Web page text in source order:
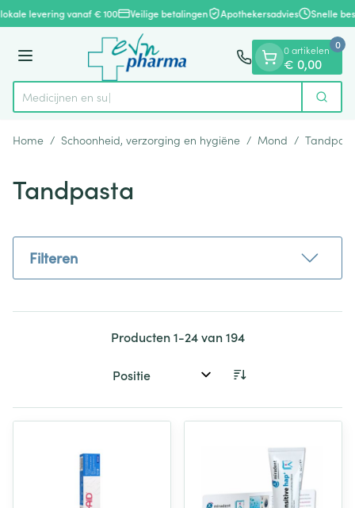
Ga naar de inhoud
1 van 1
levering vanaf € 100 Veilige betalingen Apothekersadvies Snelle
Menu
Product, merk, categorie... Zoek
0 artikelen
€ 0,00
0
Home / Schoonheid, verzorging en hygiëne / Mond /
Tandpasta
Filteren
Producten1-24van194
Sorteer op: